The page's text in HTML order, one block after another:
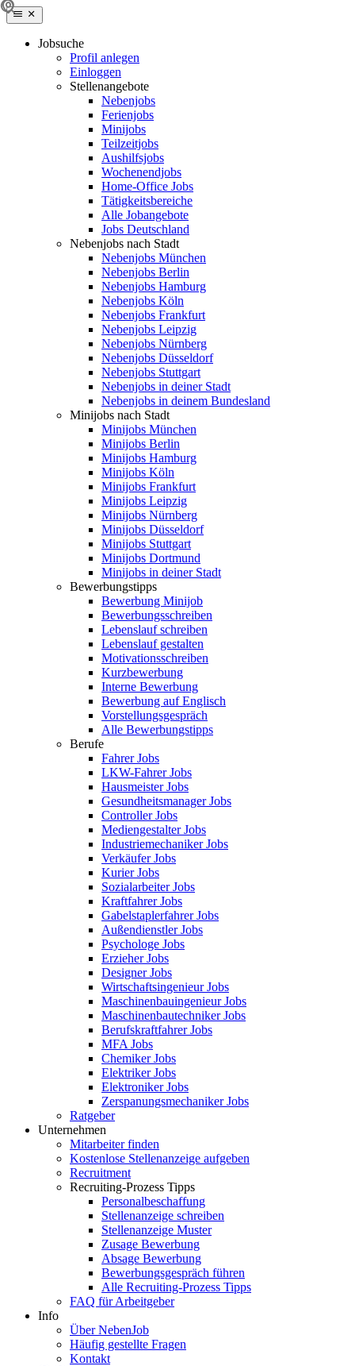
Jobsuche
Profil anlegen
Einloggen
Stellenangebote
Nebenjobs
Ferienjobs
Minijobs
Teilzeitjobs
Aushilfsjobs
Wochenendjobs
Home-Office Jobs
Tätigkeitsbereiche
Alle Jobangebote
Jobs Deutschland
Nebenjobs nach Stadt
Nebenjobs München
Nebenjobs Berlin
Nebenjobs Hamburg
Nebenjobs Köln
Nebenjobs Frankfurt
Nebenjobs Leipzig
Nebenjobs Nürnberg
Nebenjobs Düsseldorf
Nebenjobs Stuttgart
Nebenjobs in deiner Stadt
Nebenjobs in deinem Bundesland
Minijobs nach Stadt
Minijobs München
Minijobs Berlin
Minijobs Hamburg
Minijobs Köln
Minijobs Frankfurt
Minijobs Leipzig
Minijobs Nürnberg
Minijobs Düsseldorf
Minijobs Stuttgart
Minijobs Dortmund
Minijobs in deiner Stadt
Bewerbungstipps
Bewerbung Minijob
Bewerbungsschreiben
Lebenslauf schreiben
Lebenslauf gestalten
Motivationsschreiben
Kurzbewerbung
Interne Bewerbung
Bewerbung auf Englisch
Vorstellungsgespräch
Alle Bewerbungstipps
Berufe
Fahrer Jobs
LKW-Fahrer Jobs
Hausmeister Jobs
Gesundheitsmanager Jobs
Controller Jobs
Mediengestalter Jobs
Industriemechaniker Jobs
Verkäufer Jobs
Kurier Jobs
Sozialarbeiter Jobs
Kraftfahrer Jobs
Gabelstaplerfahrer Jobs
Außendienstler Jobs
Psychologe Jobs
Erzieher Jobs
Designer Jobs
Wirtschaftsingenieur Jobs
Maschinenbauingenieur Jobs
Maschinenbautechniker Jobs
Berufskraftfahrer Jobs
MFA Jobs
Chemiker Jobs
Elektriker Jobs
Elektroniker Jobs
Zerspanungsmechaniker Jobs
Ratgeber
Unternehmen
Mitarbeiter finden
Kostenlose Stellenanzeige aufgeben
Recruitment
Recruiting-Prozess Tipps
Personalbeschaffung
Stellenanzeige schreiben
Stellenanzeige Muster
Zusage Bewerbung
Absage Bewerbung
Bewerbungsgespräch führen
Alle Recruiting-Prozess Tipps
FAQ für Arbeitgeber
Info
Über NebenJob
Häufig gestellte Fragen
Kontakt